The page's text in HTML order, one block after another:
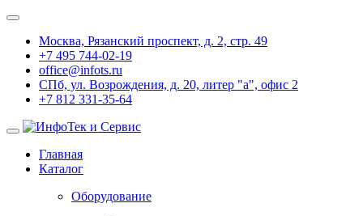
Москва, Рязанский проспект, д. 2, стр. 49
+7 495 744-02-19
office@infots.ru
СПб, ул. Возрождения, д. 20, литер "a", офис 2
+7 812 331-35-64
Главная
Каталог
Оборудование